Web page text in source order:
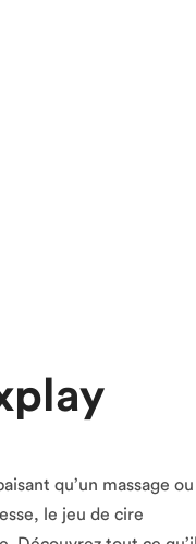
qu’un massage ou
le jeu de cire